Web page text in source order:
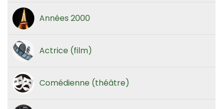
Années 2000
Actrice (film)
Comédienne (théâtre)